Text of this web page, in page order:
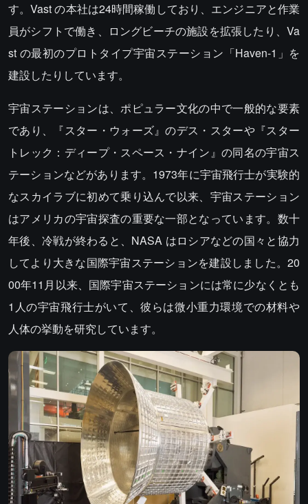
す。Vast の本社は24時間稼働しており、エンジニアと作業
員がシフトで働き、ロングビーチの施設を拡張したり、Va
st の最初のプロトタイプ宇宙ステーション「Haven-1」を
建設したりしています。
宇宙ステーションは、ポピュラー文化の中で一般的な要素
であり、『スター・ウォーズ』のデス・スターや『スター
トレック：ディープ・スペース・ナイン』の同名の宇宙ス
テーションなどがあります。1973年に宇宙飛行士が実験的
なスカイラブに初めて乗り込んで以来、宇宙ステーション
はアメリカの宇宙探査の重要な一部となっています。数十
年後、冷戦が終わると、NASA はロシアなどの国々と協力
してより大きな国際宇宙ステーションを建設しました。20
00年11月以来、国際宇宙ステーションには常に少なくとも
1人の宇宙飛行士がいて、彼らは微小重力環境での材料や
人体の挙動を研究しています。